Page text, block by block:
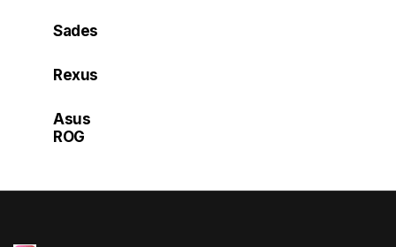
Sades
Rexus
Asus
ROG